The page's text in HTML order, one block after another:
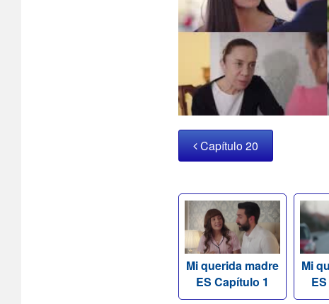
Capítulo 20
Mi querida madre
ES Capítulo 1
Mi